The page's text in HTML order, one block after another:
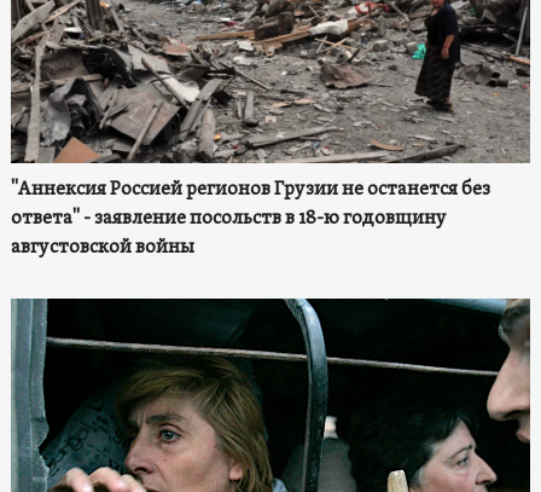
"Аннексия Россией регионов Грузии не останется без
ответа" - заявление посольств в 18-ю годовщину
августовской войны